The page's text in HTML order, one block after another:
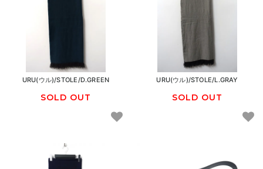
URU(ウル)/STOLE/D.GREEN
SOLD OUT
URU(ウル)/STOLE/L.GRAY
SOLD OUT